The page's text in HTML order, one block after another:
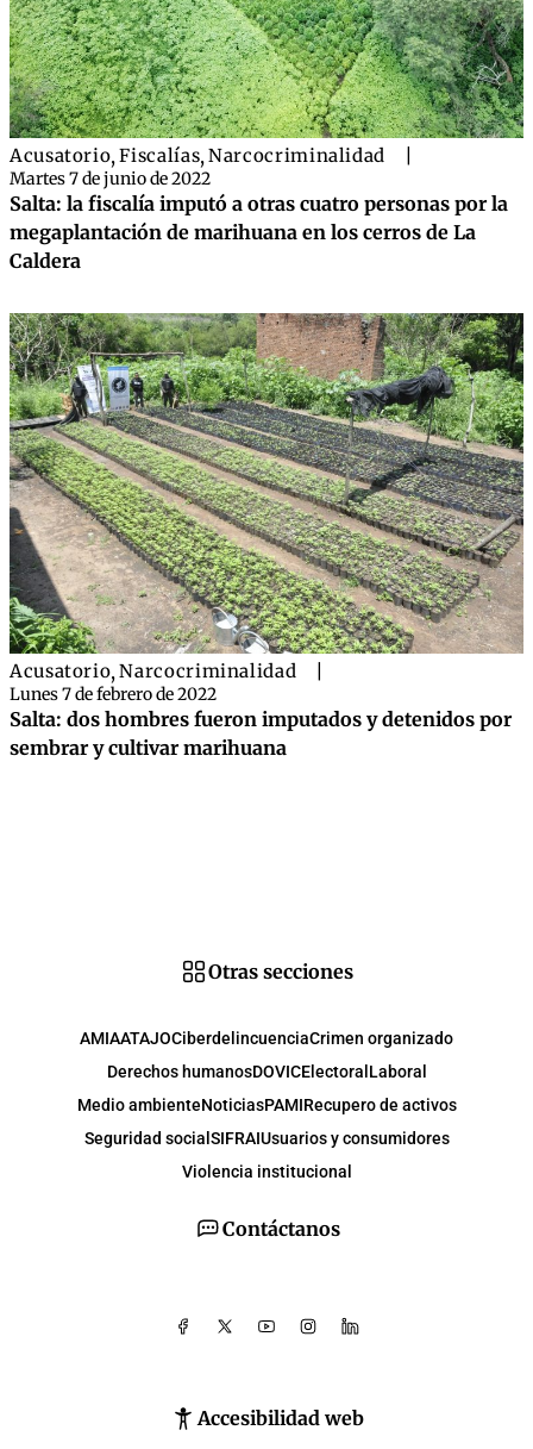
Acusatorio, Fiscalías, Narcocriminalidad
Martes 7 de junio de 2022
Salta: la fiscalía imputó a otras cuatro personas por la
megaplantación de marihuana en los cerros de La
Caldera
Acusatorio,Narcocriminalidad
Lunes 7 de febrero de 2022
Salta: dos hombres fueron imputados y detenidos por
sembrar y cultivar marihuana
Contáctanos
Accesibilidad web
Otras secciones
AMIAATAJOCiberdelincuenciaCrimen organizado
Derechos humanosDOVICElectoral Laboral
Medio ambienteNoticiasPAMIRecupero de activos
Seguridad social SIFRAIUsuarios y consumidores
Violencia institucional